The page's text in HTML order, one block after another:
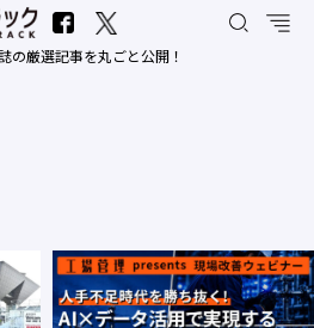
の厳選記事を丸ごと公開！
新聞社